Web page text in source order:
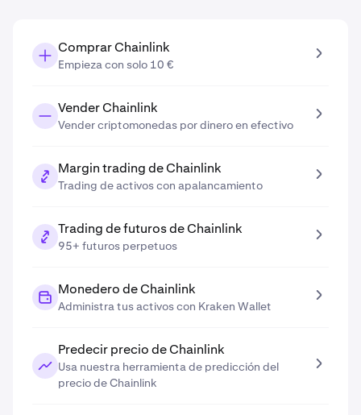
Comprar Chainlink
Empieza con solo 10 €
Vender Chainlink
Vender criptomonedas por dinero en efectivo
Margin trading de Chainlink
Trading de activos con apalancamiento
Trading de futuros de Chainlink
95+ futuros perpetuos
Monedero de Chainlink
Administra tus activos con Kraken Wallet
Predecir precio de Chainlink
Usa nuestra herramienta de predicción del
precio de Chainlink